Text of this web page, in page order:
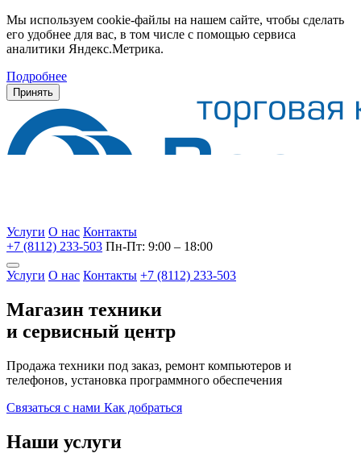
Мы используем cookie-файлы на нашем сайте, чтобы сделать
его удобнее для вас, в том числе с помощью сервиса
аналитики Яндекс.Метрика.
Подробнее
Принять
Услуги О нас Контакты
+7 (8112) 233-503 Пн-Пт: 9:00 – 18:00
Услуги О нас Контакты +7 (8112) 233-503
Магазин техники
и сервисный центр
Продажа техники под заказ, ремонт компьютеров и
телефонов, установка программного обеспечения
Связаться с нами Как добраться
Наши услуги